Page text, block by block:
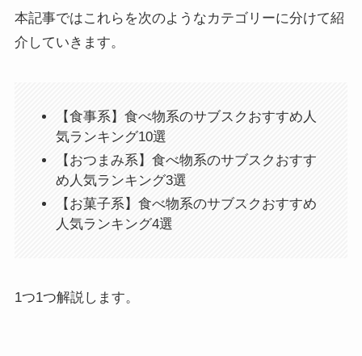
本記事ではこれらを次のようなカテゴリーに分けて紹
介していきます。
【食事系】食べ物系のサブスクおすすめ人
気ランキング10選
【おつまみ系】食べ物系のサブスクおすす
め人気ランキング3選
【お菓子系】食べ物系のサブスクおすすめ
人気ランキング4選
1つ1つ解説します。